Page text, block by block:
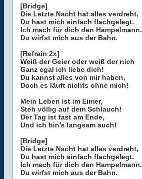
[Bridge]
Die Letzte Nacht hat alles verdreht,
Du hast mich einfach flachgelegt.
Ich mach für dich den Hampelmann.
Du wirfst mich aus der Bahn.
[Refrain 2x]
Weiß der Geier oder weiß der nich
Ganz egal ich liebe dich!
Du kannst alles von mir haben,
Doch es läuft nichts ohne mich!
Mein Leben ist im Eimer,
Steh völlig auf dem Schlauch!
Der Tag ist fast am Ende,
Und ich bin’s langsam auch!
[Bridge]
Die Letzte Nacht hat alles verdreht,
Du hast mich einfach flachgelegt.
Ich mach für dich den Hampelmann.
Du wirfst mich aus der Bahn.